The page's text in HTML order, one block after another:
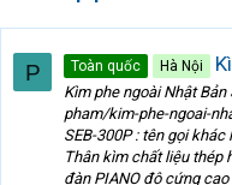
P Toàn quốc Hà Nội
Kìm phe ngoài Nhật
pham/kim-phe-ngoai-
SEB-300P : tên gọi
Thân kìm chất liệu thép
đàn PIANO độ cứng cao